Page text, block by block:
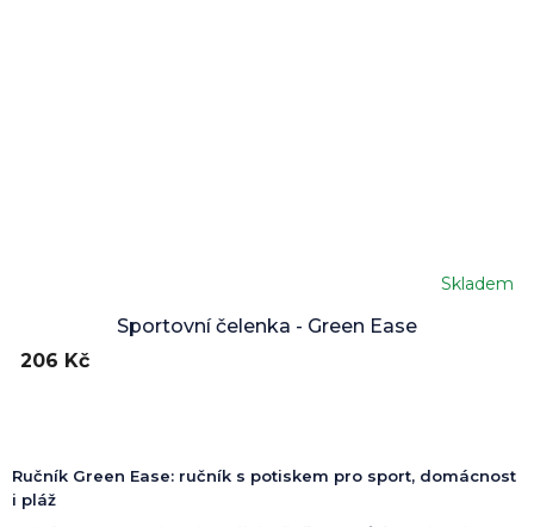
Sportovní čelenka - Green Ease
Skladem
206 Kč
Ručník Green Ease: ručník s potiskem pro sport, domácnost
i pláž